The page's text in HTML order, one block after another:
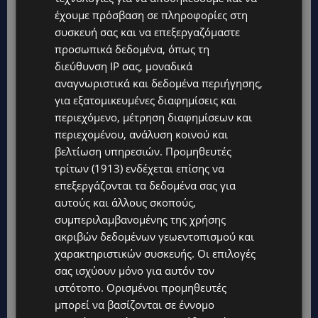
αντιπλημμυρικά έργα ή πρόληψη νέων
καταστροφών; Τι σχεδιάζεται για το μέλλον; Το
“θα δούμε τι πήγε λάθος” είναι μεν
απαραίτητο, αλλά ανεπαρκές χωρίς
για διαρθρωτικές αλλαγές, όπως: ενίσχυση
του μηχανισμού δασοπυρόσβεσης, κοινή
εκπαίδευση σωμάτων έκτακτης ανάγκης,
δημιουργία μόνιμου δορυφορικού συστήματος
παρακολούθησης κινδύνων.
Ο Πρόεδρος και η κυβέρνηση έθεσαν τον πήχη
ψηλά – και καλά έκαναν. Όμως,ο κόσμος δεν
ζητά πια υποσχέσεις – ζητά συνέπεια. Οι
κάτοικοι των πληγεισών περιοχών περιμένουν
πράξεις, όχι λόγια. Περιμένουν ταχύτητα,
έχουμε πρόσβαση σε πληροφορίες στη
συσκευή σας και να επεξεργαζόμαστε
προσωπικά δεδομένα, όπως τη
διεύθυνση IP σας, μοναδικά
αναγνωριστικά και δεδομένα περιήγησης,
για εξατομικευμένες διαφημίσεις και
περιεχόμενο, μέτρηση διαφημίσεων και
περιεχομένου, ανάλυση κοινού και
βελτίωση υπηρεσιών. Προμηθευτές
τρίτων (1913) ενδέχεται επίσης να
επεξεργάζονται τα δεδομένα σας για
αυτούς και άλλους σκοπούς,
συμπεριλαμβανομένης της χρήσης
ακριβών δεδομένων γεωεντοπισμού και
χαρακτηριστικών συσκευής. Οι επιλογές
σας ισχύουν μόνο για αυτόν τον
ιστότοπο. Ορισμένοι προμηθευτές
μπορεί να βασίζονται σε έννομο